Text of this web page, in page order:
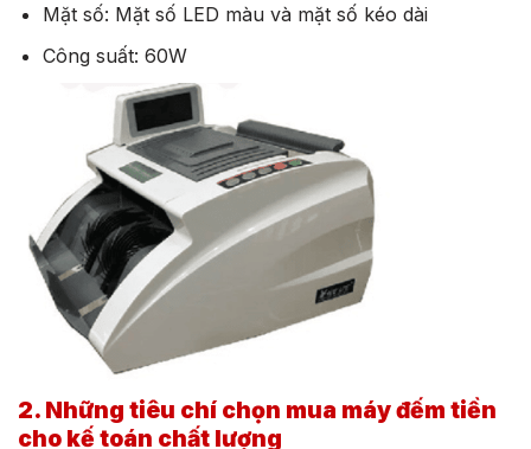
Mặt số: Mặt số LED màu và mặt số kéo dài
Công suất: 60W
2. Những tiêu chí chọn mua máy đếm tiền
cho kế toán chất lượng